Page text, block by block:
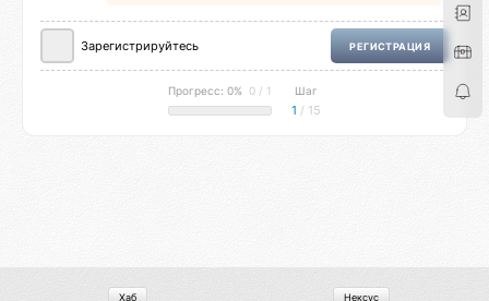
Зарегистрируйтесь РЕГИСТРАЦИЯ
Прогресс: 0% 0 / 1 Шаг
1 / 15
Хаб Нексус